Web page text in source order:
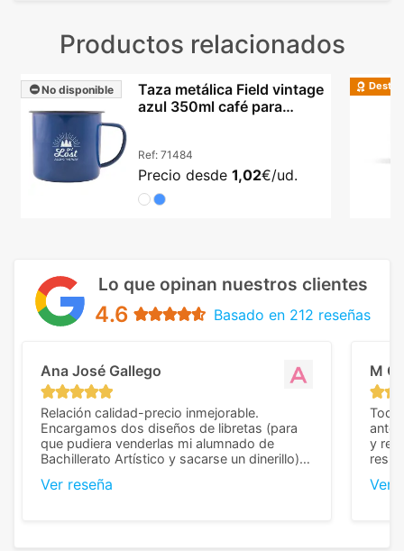
Productos relacionados
No disponible
Taza metálica Field vintage
azul 350ml café para
Ref: 71484
Precio desde 1,02€/ud.
Lo que opinan nuestros clientes
4.6 Basado en 212 reseñas
Ana José Gallego
Relación calidad-precio inmejorable.
Encargamos dos diseños de libretas (para
que pudiera venderlas mi alumnado de
Bachillerato Artístico y sacarse un dinerillo) y
diferencia, con libretas de muy buena calidad
Ver reseña
M C
Todo
y
Ver